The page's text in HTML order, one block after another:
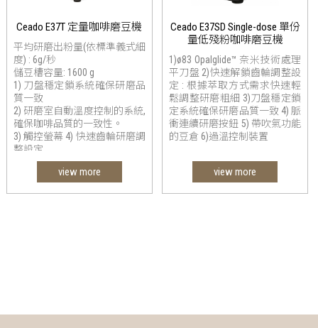
Ceado E37T 定量咖啡磨豆機
平均研磨出粉量(依標準義式細
度) : 6g/秒
儲豆槽容量: 1600 g
1) 刀盤穩定鎖系統確保研磨品
質一致
2) 研磨室自動溫度控制的系統,
確保咖啡品質的一致性。
3) 觸控螢幕 4) 快速齒輪研磨調
整設定
5) 風扇 6) 靜音系統 7) 特殊的
出粉導口設計view more
Ceado E37SD Single-dose 單份
量低殘粉咖啡磨豆機
1)ø83 Opalglide™ 奈米技術處理
平刀盤 2)快速解鎖齒輪調整設
定 : 根據萃取方式需求快速輕
鬆調整研磨粗細 3)刀盤穩定鎖
定系統確保研磨品質一致 4) 脈
衝連續研磨按鈕 5) 帶吹氣功能
的豆倉 6)過溫控制裝置
view more